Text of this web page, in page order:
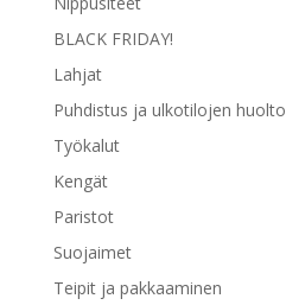
BLACK FRIDAY!
Lahjat
Puhdistus ja ulkotilojen huolto
Työkalut
Kengät
Paristot
Suojaimet
Teipit ja pakkaaminen